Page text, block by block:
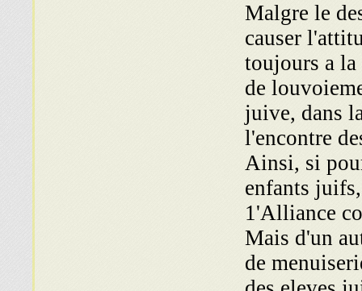
Malgre le
causer
toujours a la
de
juive, dans
l'encontre
Ainsi, si
enfants
1'Alliance
Mais d'un
de